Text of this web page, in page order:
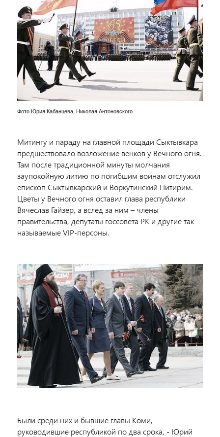
Фото Юрия Кабанцева, Николая Антоновского
Митингу и параду на главной площади Сыктывкара
предшествовало возложение венков у Вечного огня.
Там после традиционной минуты молчания
заупокойную литию по погибшим воинам отслужил
епископ Сыктывкарский и Воркутинский Питирим.
Цветы у Вечного огня оставил глава республики
Вячеслав Гайзер, а вслед за ним – члены
правительства, депутаты госсовета РК и другие так
называемые VIP-персоны.
Были среди них и бывшие главы Коми,
руководившие республикой по два срока, - Юрий